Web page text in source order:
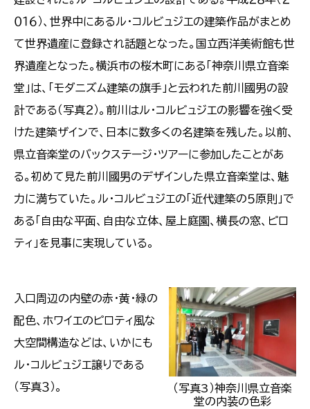
０１６）、世界中にあるル・コルビュジエの建築作品がまとめ
て世界遺産に登録され話題となった。国立西洋美術館も世
界遺産となった。横浜市の桜木町にある「神奈川県立音楽
堂」は、「モダニズム建築の旗手」と云われた前川國男の設
計である（写真２）。前川はル・コルビュジエの影響を強く受
けた建築ザインで、日本に数多くの名建築を残した。以前、
県立音楽堂のバックステージ・ツアーに参加したことがあ
る。初めて見た前川國男のデザインした県立音楽堂は、魅
力に満ちていた。ル・コルビュジエの「近代建築の５原則」で
ある「自由な平面、自由な立体、屋上庭園、横長の窓、ピロ
ティ」を見事に実現している。
（写真3）神奈川県立音楽
堂の内装の色彩
入口周辺の内壁の赤・黄・緑の
配色、ホワイエのピロティ風な
大空間構造などは、いかにも
ル・コルビュジエ譲りである
（写真３）。